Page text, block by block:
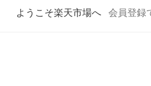
ようこそ楽天市場へ 会員登録